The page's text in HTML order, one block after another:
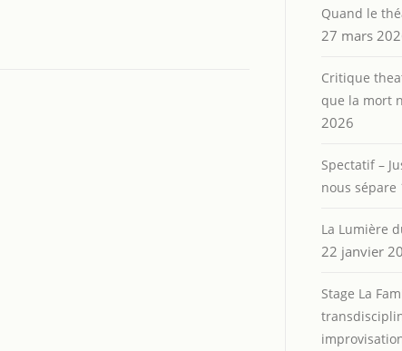
Quand le
27 mars
Critique
que la mort
2026
Spectatif –
nous sépare
La Lumière
22 janvier
Stage La